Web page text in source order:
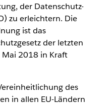
der Datenschutz-
zu erleichtern. Die
ist das
der letzten
2018 in Kraft
des
in allen EU-Ländern